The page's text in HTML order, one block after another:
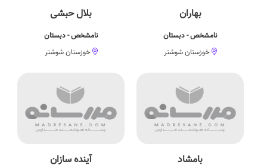
بهاران
نامشخص - دبستان
خوزستان شوشتر
بلال حبشی
نامشخص - دبستان
خوزستان شوشتر
بامشاد آینده سازان